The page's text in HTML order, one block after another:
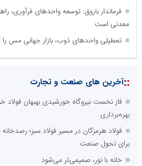
فرماندار باروق: توسعه واحدهای فرآوری،
معدنی است
تعطیلی واحدهای ذوب، بازار جهانی مس را
::آخرین های صنعت و تجارت
فاز نخست نیروگاه خورشیدی بهبهان فولاد
بهره‌برداری
فولاد هرمزگان در مسیر فولاد سبز؛
برای تحول صنعت
خانه با نور، صمیمی‌تر می‌شود